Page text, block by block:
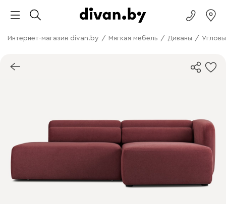
Интернет-магазин divan.by / Мягкая мебель / Диваны /